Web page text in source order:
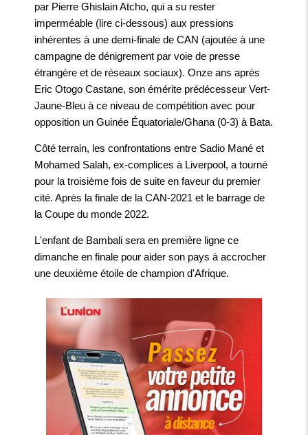
par Pierre Ghislain Atcho, qui a su rester
imperméable (lire ci-dessous) aux pressions
inhérentes à une demi-finale de CAN (ajoutée à une
campagne de dénigrement par voie de presse
étrangère et de réseaux sociaux). Onze ans après
Eric Otogo Castane, son émérite prédécesseur Vert-
Jaune-Bleu à ce niveau de compétition avec pour
opposition un Guinée Équatoriale/Ghana (0-3) à Bata.
Côté terrain, les confrontations entre Sadio Mané et
Mohamed Salah, ex-complices à Liverpool, a tourné
pour la troisième fois de suite en faveur du premier
cité. Après la finale de la CAN-2021 et le barrage de
la Coupe du monde 2022.
L'enfant de Bambali sera en première ligne ce
dimanche en finale pour aider son pays à accrocher
une deuxième étoile de champion d'Afrique.